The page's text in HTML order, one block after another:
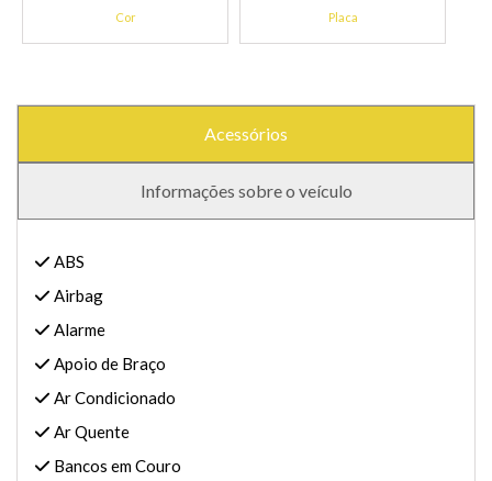
Cor Placa
Acessórios
Informações sobre o veículo
ABS
Airbag
Alarme
Apoio de Braço
Ar Condicionado
Ar Quente
Bancos em Couro